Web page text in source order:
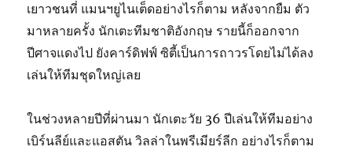
เยาวชนที่ แมนฯยูไนเต็ดอย่างไรก็ตาม หลังจากยืม ตัว
มาหลายครั้ง นักเตะทีมชาติอังกฤษ รายนี้ก็ออกจาก
ปีศาจแดงไป ยังคาร์ดิฟฟ์ ซิตี้เป็นการถาวรโดยไม่ได้ลง
เล่นให้ทีมชุดใหญ่เลย
ในช่วงหลายปีที่ผ่านมา นักเตะวัย 36 ปีเล่นให้ทีมอย่าง
เบิร์นลีย์และแอสตัน วิลล่าในพรีเมียร์ลีก อย่างไรก็ตาม